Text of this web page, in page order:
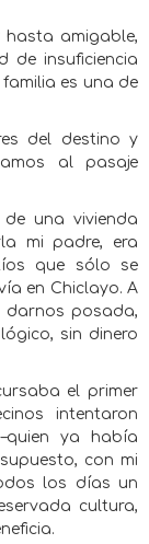
hasta amigable,
de insuficiencia
es una de
del destino y
al pasaje
una vivienda
mi padre, era
que sólo se
en Chiclayo. A
darnos posada,
sin dinero
el primer
intentaron
ya había
con mi
los días un
cultura,